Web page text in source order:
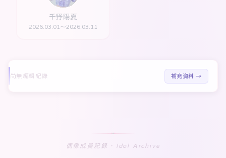
千野陽夏
2026.03.01～2026.03.11
尚無編輯紀錄 補充資料 →
偶像成員記録 · Idol Archive